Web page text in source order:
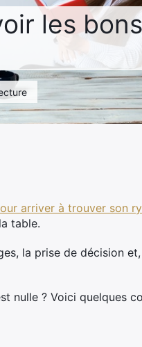
les bons
arriver à trouver son
table.
la prise de décision et,
nulle ? Voici quelques